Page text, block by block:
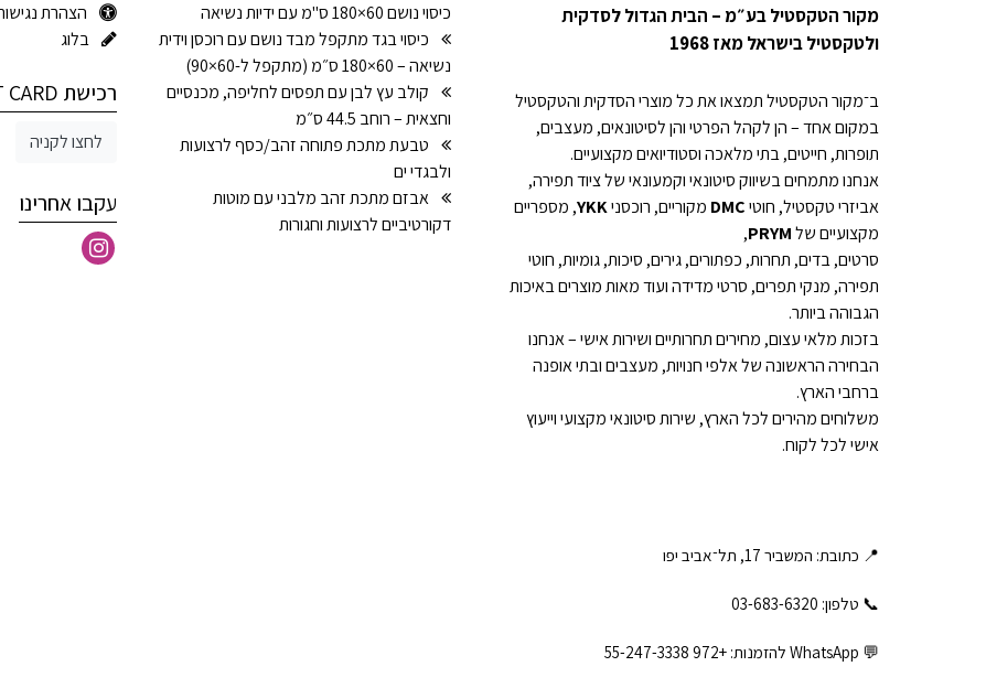
מקור הטקסטיל בע״מ – הבית הגדול לסדקית
ולטקסטיל בישראל מאז 1968
ב־מקור הטקסטיל תמצאו את כל מוצרי הסדקית והטקסטיל
במקום אחד – הן לקהל הפרטי והן לסיטונאים, מעצבים,
תופרות, חייטים, בתי מלאכה וסטודיואים מקצועיים.
אנחנו מתמחים בשיווק סיטונאי וקמעונאי של ציוד תפירה,
אביזרי טקסטיל, חוטיDMC מקוריים, רוכסניYKK, מספריים
מקצועיים שלPRYM
,
סרטים, בדים, תחרות, כפתורים, גירים, סיכות, גומיות, חוטי
תפירה, מנקי תפרים, סרטי מדידה ועוד מאות מוצרים באיכות
הגבוהה ביותר.
בזכות מלאי עצום, מחירים תחרותיים ושירות אישי – אנחנו
הבחירה הראשונה של אלפי חנויות, מעצבים ובתי אופנה
ברחבי הארץ.
משלוחים מהירים לכל הארץ, שירות סיטונאי מקצועי וייעוץ
אישי לכל לקוח.
📍 כתובת: המשביר 17, תל־אביב יפו
📞 טלפון: ‎03-683-6320
💬 WhatsApp להזמנות: +972 55-247-3338
כיסוי נושם 60×180 ס"מ עם ידיות נשיאה
כיסוי בגד מתקפל מבד נושם עם רוכסן וידית
נשיאה – 60×180 ס״מ (מתקפל ל-60×90)
קולב עץ לבן עם תפסים לחליפה, מכנסיים
וחצאית – רוחב 44.5 ס״מ
טבעת מתכת פתוחה זהב/כסף לרצועות
ולבגדי ים
אבזם מתכת זהב מלבני עם מוטות
דקורטיביים לרצועות וחגורות
הצהרת
בלוג
רכישת GIFT CARD
לחצו לקניה
עקבו אחרינו